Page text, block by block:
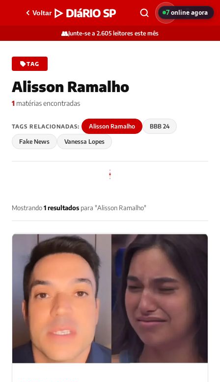
Voltar ▷ DIáRIO SP
👥Junte-se a 2.605 leitores este mês
TAG
Alisson Ramalho
1 matérias encontradas
TAGS RELACIONADAS: Alisson Ramalho BBB 24
Fake News Vanessa Lopes
Mostrando1 resultados para "Alisson Ramalho"
7online agora